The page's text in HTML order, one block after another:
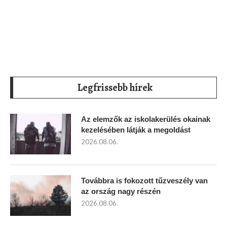
Legfrissebb hírek
Az elemzők az iskolakerülés okainak
kezelésében látják a megoldást
2026.08.06.
Továbbra is fokozott tűzveszély van
az ország nagy részén
2026.08.06.